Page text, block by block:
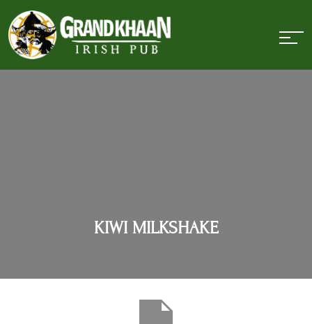
KIWI MILKSHAKE